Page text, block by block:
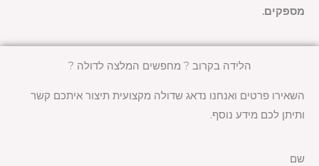
הלידה בקרוב ? מחפשים המלצה לדולה ?
השאירו פרטים ואנחנו נדאג שדולה מקצועית תיצור איתכם קשר
ותיתן לכם מידע נוסף.
שם
מספקים.